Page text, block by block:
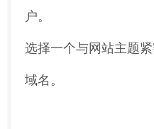
户。
选择一个与网站主题
域名。